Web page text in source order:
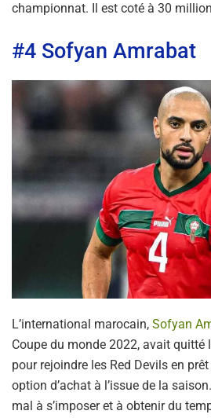
championnat. Il est coté à 30
#4 Sofyan Amrabat
L’international marocain, Sofyan
Coupe du monde 2022, avait quitté
pour rejoindre les Red Devils en
option d’achat à l’issue de la
mal à s’imposer et à obtenir du